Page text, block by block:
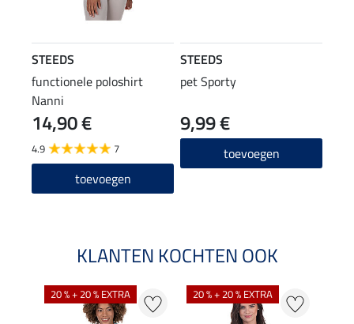
STEEDS
functionele poloshirt
Nanni
14,90 €
4.9 7
toevoegen
STEEDS
pet Sporty
9,99 €
toevoegen
KLANTEN KOCHTEN OOK
20 % + 20 % EXTRA 20 % + 20 % EXTRA